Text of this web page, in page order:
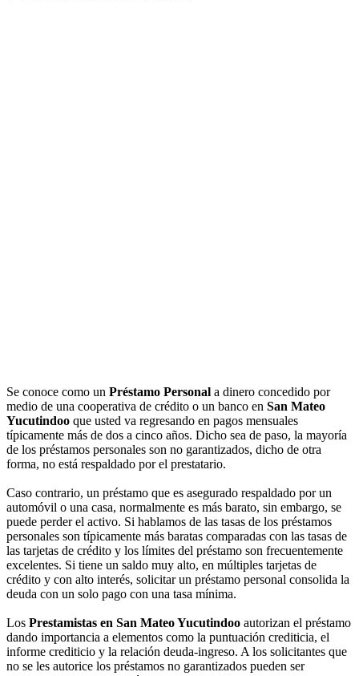
Se conoce como un Préstamo Personal a dinero concedido por
medio de una cooperativa de crédito o un banco en San Mateo
Yucutindoo que usted va regresando en pagos mensuales
típicamente más de dos a cinco años. Dicho sea de paso, la mayoría
de los préstamos personales son no garantizados, dicho de otra
forma, no está respaldado por el prestatario.
Caso contrario, un préstamo que es asegurado respaldado por un
automóvil o una casa, normalmente es más barato, sin embargo, se
puede perder el activo. Si hablamos de las tasas de los préstamos
personales son típicamente más baratas comparadas con las tasas de
las tarjetas de crédito y los límites del préstamo son frecuentemente
excelentes. Si tiene un saldo muy alto, en múltiples tarjetas de
crédito y con alto interés, solicitar un préstamo personal consolida la
deuda con un solo pago con una tasa mínima.
Los Prestamistas en San Mateo Yucutindoo autorizan el préstamo
dando importancia a elementos como la puntuación crediticia, el
informe crediticio y la relación deuda-ingreso. A los solicitantes que
no se les autorice los préstamos no garantizados pueden ser